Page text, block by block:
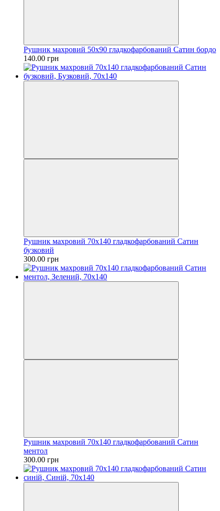
Рушник махровий 50х90 гладкофарбований Сатин бордо
140.00 грн
Рушник махровий 70х140 гладкофарбований Сатин
бузковий
300.00 грн
Рушник махровий 70х140 гладкофарбований Сатин
ментол
300.00 грн